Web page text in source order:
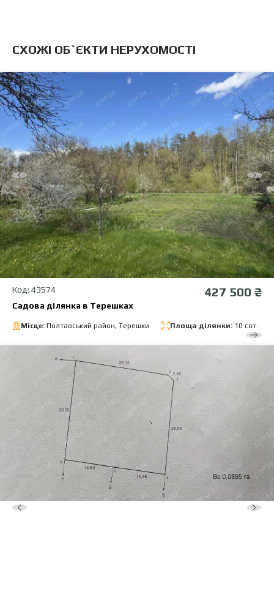
CХОЖІ ОБ`ЄКТИ НЕРУХОМОСТІ
Код: 43574 427 500 ₴
Садова ділянка в Терешках
Місце: Полтавський район, Терешки Площа ділянки: 10 сот.